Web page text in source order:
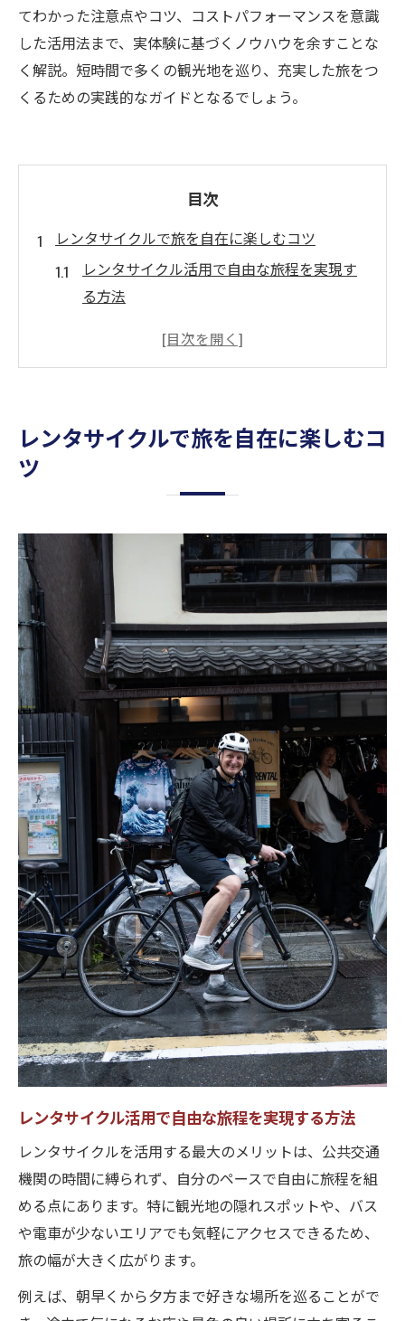
てわかった注意点やコツ、コストパフォーマンスを意識
した活用法まで、実体験に基づくノウハウを余すことな
く解説。短時間で多くの観光地を巡り、充実した旅をつ
くるための実践的なガイドとなるでしょう。
目次
レンタサイクルで旅を自在に楽しむコツ
レンタサイクル活用で自由な旅程を実現す
る方法
レンタサイクルブログに学ぶ現地移動の工
レンタサイクル利用時の注意点と対策まと
効率的な観光を叶えるレンタサイクルの使
ブログから学ぶ効率的な移動術の実践例
レンタサイクルブログで紹介された移動術
の本音レビュー
レンタサイクル体験談に見る最適なルート
設計
旅先で役立つレンタサイクル予約のコツと
は
レンタサイクルブログから得られる失敗し
ない選び方
効率アップ！実践的なレンタサイクルの移
動方法
観光ルートで役立つレンタサイクル活用法
レンタサイクルを駆使した観光ルート作成
のコツ
レンタサイクルブログで話題のおすすめ巡
り方
効率的な観光ルートに欠かせないレンタサ
イクル活用
レンタサイクルで回るルート設計の実践ポ
イント
時間を有効活用するレンタサイクル旅の工
夫
移動時間短縮を叶える自転車旅の魅力とは
レンタサイクルで叶う移動時間の大幅短縮
術
自転車旅ならではのスムーズな観光の楽し
み
レンタサイクルで旅を自在に楽しむコ
ツ
レンタサイクル活用で自由な旅程を実現する方法
レンタサイクルを活用する最大のメリットは、公共交通
機関の時間に縛られず、自分のペースで自由に旅程を組
める点にあります。特に観光地の隠れスポットや、バス
や電車が少ないエリアでも気軽にアクセスできるため、
旅の幅が大きく広がります。
例えば、朝早くから夕方まで好きな場所を巡ることがで